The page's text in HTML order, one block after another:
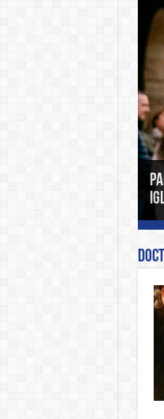
la